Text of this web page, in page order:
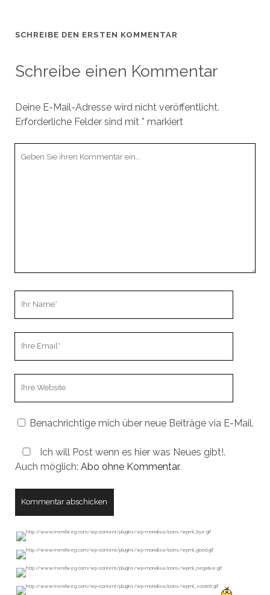
SCHREIBE DEN ERSTEN KOMMENTAR
Schreibe einen Kommentar
Deine E-Mail-Adresse wird nicht veröffentlicht.
Erforderliche Felder sind mit * markiert
Benachrichtige mich über neue Beiträge via E-Mail.
Ich will Post wenn es hier was Neues gibt!.
Auch möglich: Abo ohne Kommentar.